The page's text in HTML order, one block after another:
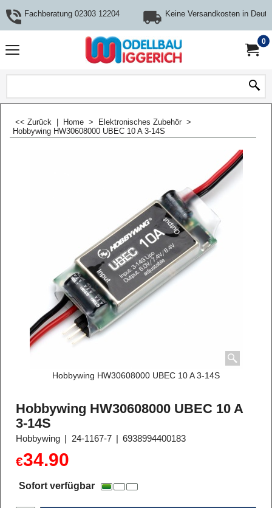
Fachberatung 02303 12204 Keine Versandkosten in
0
<< Zurück Home > Elektronisches Zubehör >
Hobbywing HW30608000 UBEC 10 A 3-14S
Hobbywing HW30608000 UBEC 10 A 3-14S
Hobbywing HW30608000 UBEC 10 A
3-14S
Hobbywing 24-1167-7 6938994400183
€34.90
Sofort verfügbar